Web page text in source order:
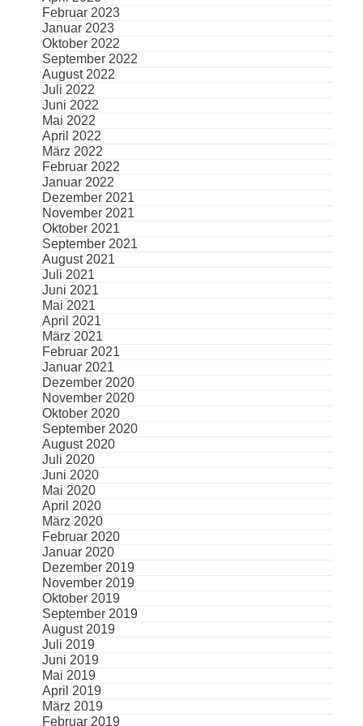
Februar 2023
Januar 2023
Oktober 2022
September 2022
August 2022
Juli 2022
Juni 2022
Mai 2022
April 2022
März 2022
Februar 2022
Januar 2022
Dezember 2021
November 2021
Oktober 2021
September 2021
August 2021
Juli 2021
Juni 2021
Mai 2021
April 2021
März 2021
Februar 2021
Januar 2021
Dezember 2020
November 2020
Oktober 2020
September 2020
August 2020
Juli 2020
Juni 2020
Mai 2020
April 2020
März 2020
Februar 2020
Januar 2020
Dezember 2019
November 2019
Oktober 2019
September 2019
August 2019
Juli 2019
Juni 2019
Mai 2019
April 2019
März 2019
Februar 2019